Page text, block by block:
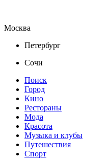
Москва
Петербург
Сочи
Поиск
Город
Кино
Рестораны
Мода
Красота
Музыка и клубы
Путешествия
Спорт